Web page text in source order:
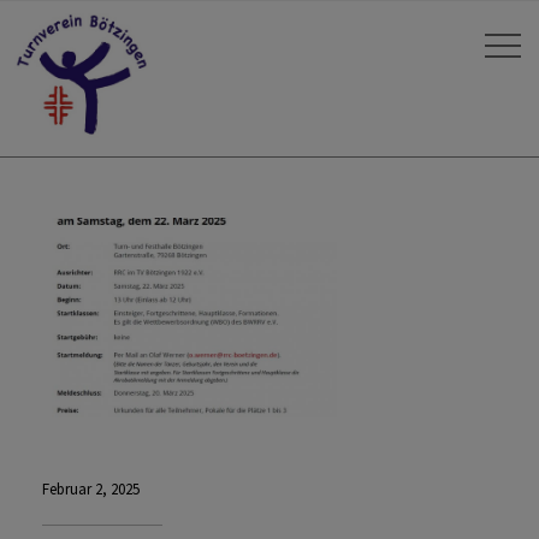
Februar 2, 2025